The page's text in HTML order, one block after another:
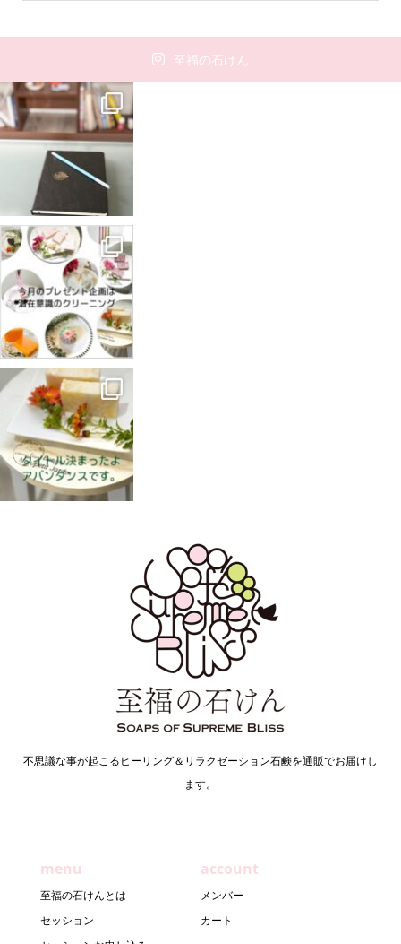
至福の石けん
不思議な事が起こるヒーリング＆リラクゼーション石鹸を通販でお届けし
ます。
menu
至福の石けんとは
セッション
account
メンバー
カート